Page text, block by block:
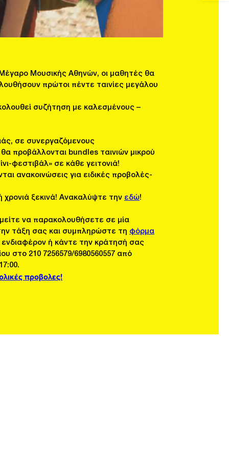
Μουσικής Αθηνών, οι μαθητές θα
πρώτοι πέντε ταινίες μεγάλου
συζήτηση με καλεσμένους –
σε συνεργαζόμενους
προβάλλονται bundles ταινιών μικρού
φεστιβάλ» σε κάθε γειτονιά!
ανακοινώσεις για ειδικές προβολές-
χρονιά ξεκινά! Ανακαλύψτε την εδώ!
να παρακολουθήσετε σε μία
τάξη σας και συμπληρώστε τη φόρμα
ή κάντε την κράτησή σας
στο 210 7256579/6980560557 από
προβολες!